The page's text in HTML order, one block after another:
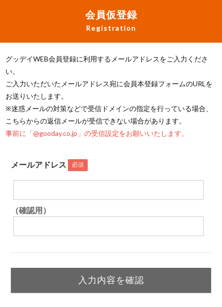
会員仮登録
Registration
グッデイWEB会員登録に利用するメールアドレスをご入力くださ
い。
ご入力いただいたメールアドレス宛に会員本登録フォームのURLを
お送りいたします。
※迷惑メールの対策などで受信ドメインの指定を行っている場合、
こちらからの返信メールが受信できない場合があります。
事前に「@gooday.co.jp」の受信設定をお願いいたします。
メールアドレス 必須
（確認用）